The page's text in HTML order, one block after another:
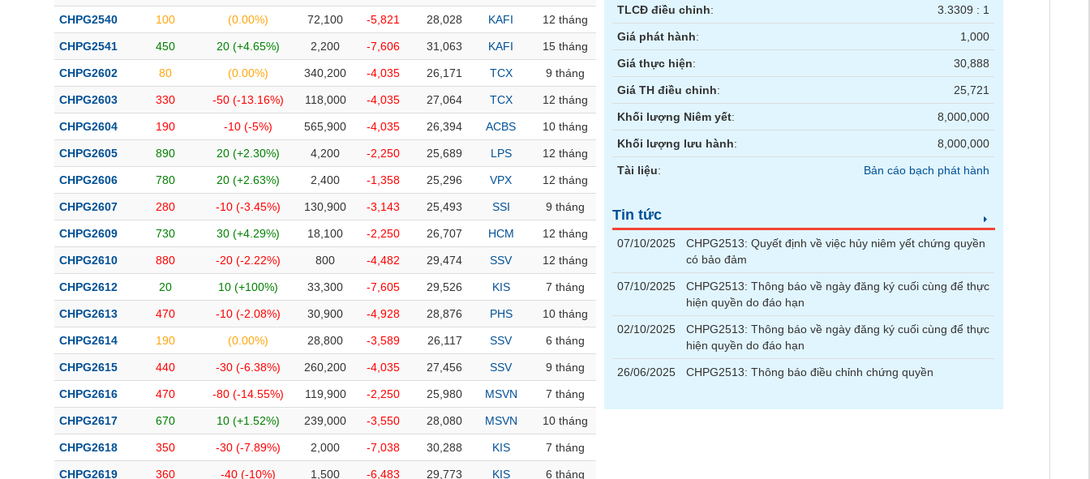
CHPG2540 100 (0.00%) 72,100 -5,821 28,028 KAFI 12 tháng
CHPG2541 450 20 (+4.65%) 2,200 -7,606 31,063 KAFI 15 tháng
CHPG2602 80 (0.00%) 340,200 -4,035 26,171 TCX 9 tháng
CHPG2603 330 -50 (-13.16%) 118,000 -4,035 27,064 TCX 12 tháng
CHPG2604 190 -10 (-5%) 565,900 -4,035 26,394 ACBS 10 tháng
CHPG2605 890 20 (+2.30%) 4,200 -2,250 25,689 LPS 12 tháng
CHPG2606 780 20 (+2.63%) 2,400 -1,358 25,296 VPX 12 tháng
CHPG2607 280 -10 (-3.45%) 130,900 -3,143 25,493 SSI 9 tháng
CHPG2609 730 30 (+4.29%) 18,100 -2,250 26,707 HCM 12 tháng
CHPG2610 880 -20 (-2.22%) 800 -4,482 29,474 SSV 12 tháng
CHPG2612 20 10 (+100%) 33,300 -7,605 29,526 KIS 7 tháng
CHPG2613 470 -10 (-2.08%) 30,900 -4,928 28,876 PHS 10 tháng
CHPG2614 190 (0.00%) 28,800 -3,589 26,117 SSV 6 tháng
CHPG2615 440 -30 (-6.38%) 260,200 -4,035 27,456 SSV 9 tháng
CHPG2616 470 -80 (-14.55%) 119,900 -2,250 25,980 MSVN 7 tháng
CHPG2617 670 10 (+1.52%) 239,000 -3,550 28,080 MSVN 10 tháng
CHPG2618 350 -30 (-7.89%) 2,000 -7,038 30,288 KIS 7 tháng
CHPG2619 360 -40 (-10%) 1,500 -6,483 29,773 KIS 6 tháng
TLCĐ điều chỉnh: 3.3309 : 1
Giá phát hành: 1,000
Giá thực hiện: 30,888
Giá TH điều chỉnh: 25,721
Khối lượng Niêm yết: 8,000,000
Khối lượng lưu hành: 8,000,000
Tài liệu: Bản cáo bạch phát hành
Tin tức
07/10/2025
CHPG2513: Quyết định về việc hủy niêm yết chứng quyền
có bảo đảm
07/10/2025
CHPG2513: Thông báo về ngày đăng ký cuối cùng để thực
hiện quyền do đáo hạn
02/10/2025
CHPG2513: Thông báo về ngày đăng ký cuối cùng để thực
hiện quyền do đáo hạn
26/06/2025 CHPG2513: Thông báo điều chỉnh chứng quyền
Người nội bộ Người liên quan Cổ đông lớn
Tin tức(-)
Bài viết của tác giả (-)
Báo cáo phân tích (-)
Thuật ngữ(-)
Dịch vụ(-)
Đào tạo
Sách tài chính
Công cụ đầu tư
Truyền thông tài chính
Dữ liệu tài chính